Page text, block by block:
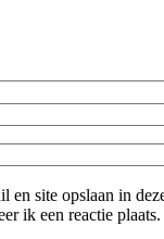
en site opslaan in
ik een reactie plaats.